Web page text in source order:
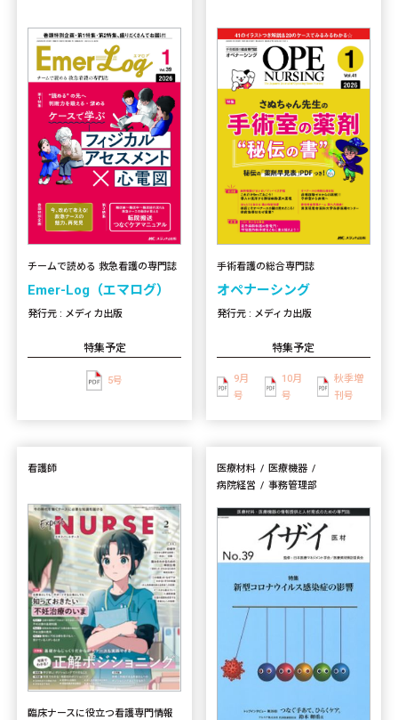
チームで読める 救急看護の専門誌
Emer-Log（エマログ）
発行元 : メディカ出版
特集予定
5号
手術看護の総合専門誌
オペナーシング
発行元 : メディカ出版
特集予定
9月
号
10月
号
秋季増
刊号
看護師
臨床ナースに役立つ看護専門情報
医療材料
医療機器
病院経営
事務管理部